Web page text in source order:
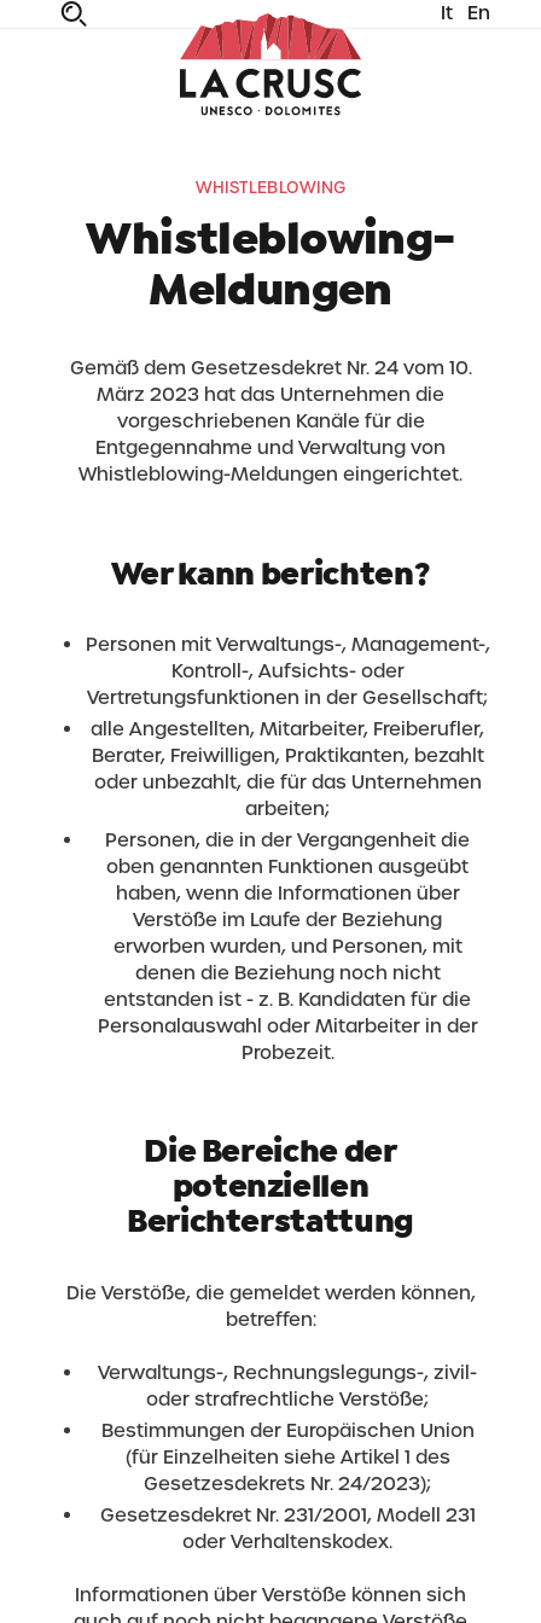
It En
WHISTLEBLOWING
Whistleblowing-
Meldungen
Gemäß dem Gesetzesdekret Nr. 24 vom 10.
März 2023 hat das Unternehmen die
vorgeschriebenen Kanäle für die
Entgegennahme und Verwaltung von
Whistleblowing-Meldungen eingerichtet.
Wer kann berichten?
Personen mit Verwaltungs-, Management-,
Kontroll-, Aufsichts- oder
Vertretungsfunktionen in der Gesellschaft;
alle Angestellten, Mitarbeiter, Freiberufler,
Berater, Freiwilligen, Praktikanten, bezahlt
oder unbezahlt, die für das Unternehmen
arbeiten;
Personen, die in der Vergangenheit die
oben genannten Funktionen ausgeübt
haben, wenn die Informationen über
Verstöße im Laufe der Beziehung
erworben wurden, und Personen, mit
denen die Beziehung noch nicht
entstanden ist - z. B. Kandidaten für die
Personalauswahl oder Mitarbeiter in der
Probezeit.
Die Bereiche der
potenziellen
Berichterstattung
Die Verstöße, die gemeldet werden können,
betreffen:
Verwaltungs-, Rechnungslegungs-, zivil-
oder strafrechtliche Verstöße;
Bestimmungen der Europäischen Union
(für Einzelheiten siehe Artikel 1 des
Gesetzesdekrets Nr. 24/2023);
Gesetzesdekret Nr. 231/2001, Modell 231
oder Verhaltenskodex.
Informationen über Verstöße können sich